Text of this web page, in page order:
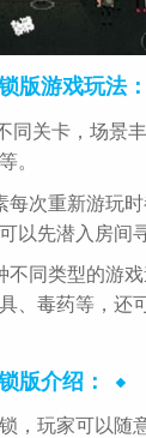
版游戏玩法：
同关卡，场景
。
每次重新游玩
以先潜入房间
不同类型的游
、毒药等，还
版介绍：
，玩家可以随